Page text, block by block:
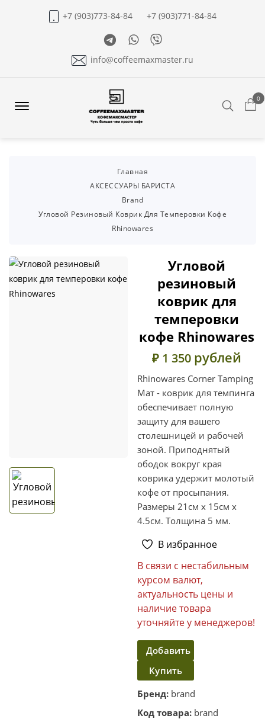
+7 (903)773-84-84
+7 (903)771-84-84
TelegramWhatsapp
Viber
info@coffeemaxmaster.ru
0
Главная
АКСЕССУАРЫ БАРИСТА
Brand
Угловой Резиновый Коврик Для Темперовки Кофе
Rhinowares
Угловой
резиновый
коврик для
темперовки
кофе Rhinowares
₽ 1 350 рублей
Rhinowares Corner Tamping
Мат - коврик для темпинга
обеспечивает полную
защиту для вашего
столешницей и рабочей
зоной. Приподнятый
ободок вокруг края
коврика удержит молотый
кофе от просыпания.
Размеры 21см х 15см х
4.5см. Толщина 5 мм.
В избранное
В связи с нестабильным
курсом валют,
актуальность цены и
наличие товара
уточняйте у менеджеров!
Добавить
в
корзину
Купить
в один
клик
Бренд: brand
Код товара: brand